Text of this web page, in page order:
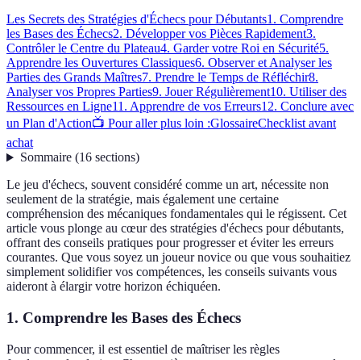
Les Secrets des Stratégies d'Échecs pour Débutants1. Comprendre
les Bases des Échecs2. Développer vos Pièces Rapidement3.
Contrôler le Centre du Plateau4. Garder votre Roi en Sécurité5.
Apprendre les Ouvertures Classiques6. Observer et Analyser les
Parties des Grands Maîtres7. Prendre le Temps de Réfléchir8.
Analyser vos Propres Parties9. Jouer Régulièrement10. Utiliser des
Ressources en Ligne11. Apprendre de vos Erreurs12. Conclure avec
un Plan d'Action📺 Pour aller plus loin :GlossaireChecklist avant
achat
Sommaire(16 sections)
Le jeu d'échecs, souvent considéré comme un art, nécessite non
seulement de la stratégie, mais également une certaine
compréhension des mécaniques fondamentales qui le régissent. Cet
article vous plonge au cœur des stratégies d'échecs pour débutants,
offrant des conseils pratiques pour progresser et éviter les erreurs
courantes. Que vous soyez un joueur novice ou que vous souhaitiez
simplement solidifier vos compétences, les conseils suivants vous
aideront à élargir votre horizon échiquéen.
1. Comprendre les Bases des Échecs
Pour commencer, il est essentiel de maîtriser les règles